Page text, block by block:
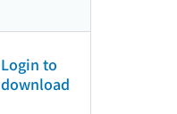
Login to
download